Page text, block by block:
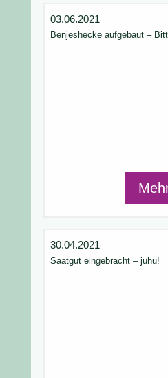
03.06.2021
Benjeshecke aufgebaut –
30.04.2021
Saatgut eingebracht – juhu!